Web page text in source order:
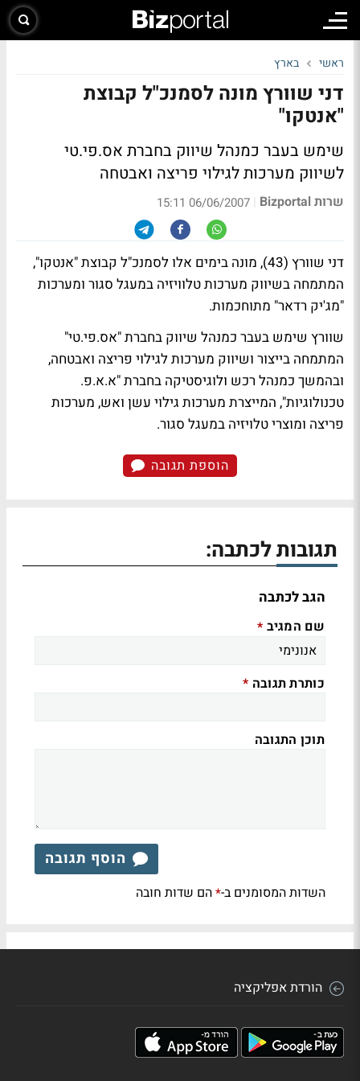
ראשי בארץ
דני שוורץ מונה לסמנכ"ל קבוצת
"אנטקו"
שימש בעבר כמנהל שיווק בחברת אס.פי.טי
לשיווק מערכות לגילוי פריצה ואבטחה
שרות Bizportal |
06/06/2007 15:11
דני שוורץ (43), מונה בימים אלו לסמנכ"ל קבוצת "אנטקו",
המתמחה בשיווק מערכות טלוויזיה במעגל סגור ומערכות
"מג'יק רדאר" מתוחכמות.
שוורץ שימש בעבר כמנהל שיווק בחברת "אס.פי.טי"
המתמחה בייצור ושיווק מערכות לגילוי פריצה ואבטחה,
ובהמשך כמנהל רכש ולוגיסטיקה בחברת "א.א.פ.
טכנולוגיות", המייצרת מערכות גילוי עשן ואש, מערכות
פריצה ומוצרי טלויזיה במעגל סגור.
הוספת תגובה
תגובות לכתבה:
הגב לכתבה
שם המגיב *
כותרת תגובה *
תוכן התגובה
הוסף תגובה
השדות המסומנים ב-*הם שדות חובה
הורדת אפליקציה